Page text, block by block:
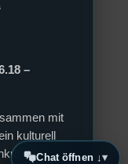
–
mit
kulturell
Chat öffnen ↓